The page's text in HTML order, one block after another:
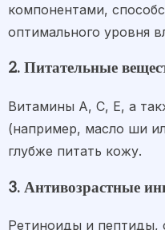
компонентами,
оптимального уровня
2. Питательные
Витамины A, C, E, а
(например, масло ши
глубже питать кожу.
3. Антивозрастные
Ретиноиды и пептиды,